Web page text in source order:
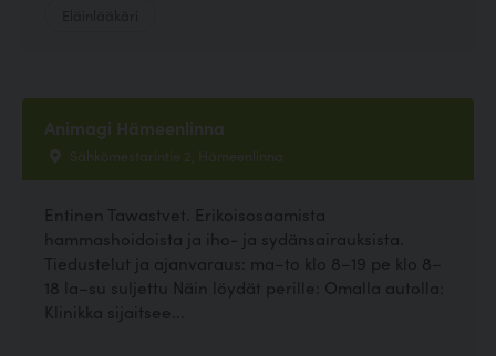
Animagi Hämeenlinna
Sähkömestarintie 2, Hämeenlinna
Entinen Tawastvet. Erikoisosaamista
hammashoidoista ja iho- ja sydänsairauksista.
Tiedustelut ja ajanvaraus: ma–to klo 8–19 pe klo 8–
18 la–su suljettu Näin löydät perille: Omalla autolla:
Klinikka sijaitsee...